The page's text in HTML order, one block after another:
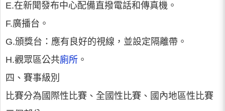
E.在新聞發布中心配備直撥電話和傳真機。
F.廣播台。
G.頒獎台：應有良好的視線，並設定隔離帶。
H.觀眾區公共廁所 。
四、賽事級別
比賽分為國際性比賽、全國性比賽、國內地區性比賽